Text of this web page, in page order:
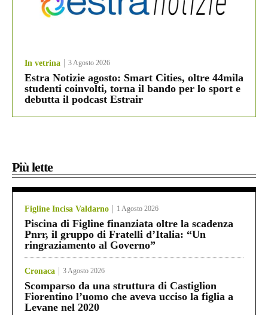
In vetrina 3 Agosto 2026
Estra Notizie agosto: Smart Cities, oltre 44mila
studenti coinvolti, torna il bando per lo sport e
debutta il podcast Estrair
Più lette
Figline Incisa Valdarno 1 Agosto 2026
Piscina di Figline finanziata oltre la scadenza
Pnrr, il gruppo di Fratelli d’Italia: “Un
ringraziamento al Governo”
Cronaca 3 Agosto 2026
Scomparso da una struttura di Castiglion
Fiorentino l’uomo che aveva ucciso la figlia a
Levane nel 2020